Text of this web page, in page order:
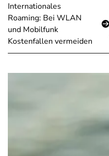
Internationales
Roaming: Bei WLAN
und Mobilfunk
Kostenfallen vermeiden